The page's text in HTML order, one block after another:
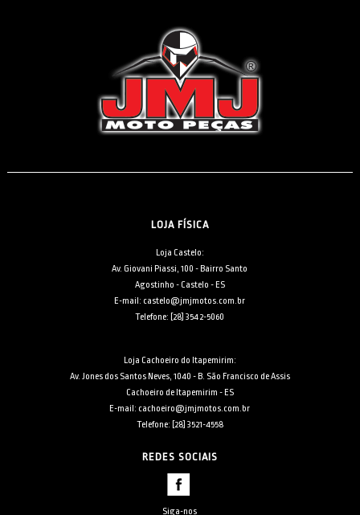
LOJA FÍSICA
Loja Castelo:
Av. Giovani Piassi, 100 - Bairro Santo
Agostinho - Castelo - ES
E-mail: castelo@jmjmotos.com.br
Telefone: [28] 3542-5060
Loja Cachoeiro do Itapemirim:
Av. Jones dos Santos Neves, 1040 - B. São Francisco de Assis
Cachoeiro de Itapemirim - ES
E-mail: cachoeiro@jmjmotos.com.br
Telefone: [28] 3521-4558
REDES SOCIAIS
Siga-nos